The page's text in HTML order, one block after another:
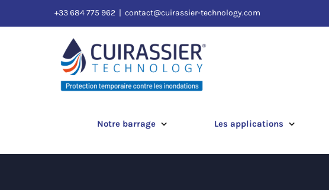
au
+33 684 775 962 | contact@cuirassier-technology.com
Notre barrage Les applications